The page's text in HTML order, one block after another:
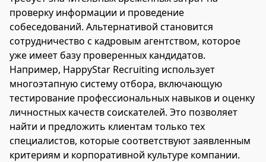
проверку информации и проведение
собеседований. Альтернативой становится
сотрудничество с кадровым агентством, которое
уже имеет базу проверенных кандидатов.
Например, HappyStar Recruiting использует
многоэтапную систему отбора, включающую
тестирование профессиональных навыков и оценку
личностных качеств соискателей. Это позволяет
найти и предложить клиентам только тех
специалистов, которые соответствуют заявленным
критериям и корпоративной культуре компании.